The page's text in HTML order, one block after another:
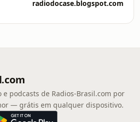
radiodocase.blogspot.com
e podcasts de Radios-Brasil.com por
— grátis em qualquer dispositivo.